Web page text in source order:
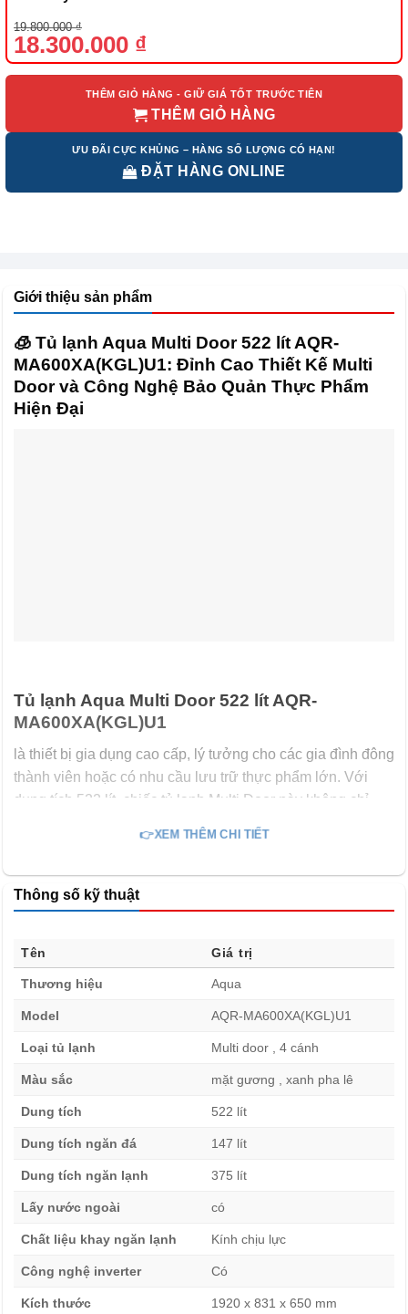
19.800.000₫
Giá
gốc
là:
19.800.000 ₫.
18.300.000 ₫
Giá
hiện
tại
là:
THÊM GIỎ HÀNG - GIỮ GIÁ TỐT TRƯỚC TIÊN
THÊM GIỎ HÀNG
ƯU ĐÃI CỰC KHỦNG – HÀNG SỐ LƯỢNG CÓ HẠN!
ĐẶT HÀNG ONLINE
Giới thiệu sản phẩm
🧊 Tủ lạnh Aqua Multi Door 522 lít AQR-
MA600XA(KGL)U1: Đỉnh Cao Thiết Kế Multi
Door và Công Nghệ Bảo Quản Thực Phẩm
Hiện Đại
Tủ lạnh Aqua Multi Door 522 lít AQR-
MA600XA(KGL)U1
là thiết bị gia dụng cao cấp, lý tưởng cho các gia đình đông
thành viên hoặc có nhu cầu lưu trữ thực phẩm lớn. Với
dung tích 522 lít, chiếc tủ lạnh Multi Door này không chỉ
MA600XA(KGL)U1 được tích hợp các công nghệ bảo
quản tiên tiến như Inverter tiết kiệm điện, khử mùi diệt
Thiết bị này không chỉ là nơi bảo quản thực phẩm mà còn
là điểm nhấn hiện đại, nâng tầm vẻ đẹp sang trọng của
👉XEM THÊM CHI TIẾT
Thông số kỹ thuật
Tên Giá trị
Thương hiệu Aqua
Model AQR-MA600XA(KGL)U1
Loại tủ lạnh Multi door , 4 cánh
Màu sắc mặt gương , xanh pha lê
Dung tích 522 lít
Dung tích ngăn đá 147 lít
Dung tích ngăn lạnh 375 lít
Lấy nước ngoài có
Chất liệu khay ngăn lạnh Kính chịu lực
Công nghệ inverter Có
Kích thước 1920 x 831 x 650 mm